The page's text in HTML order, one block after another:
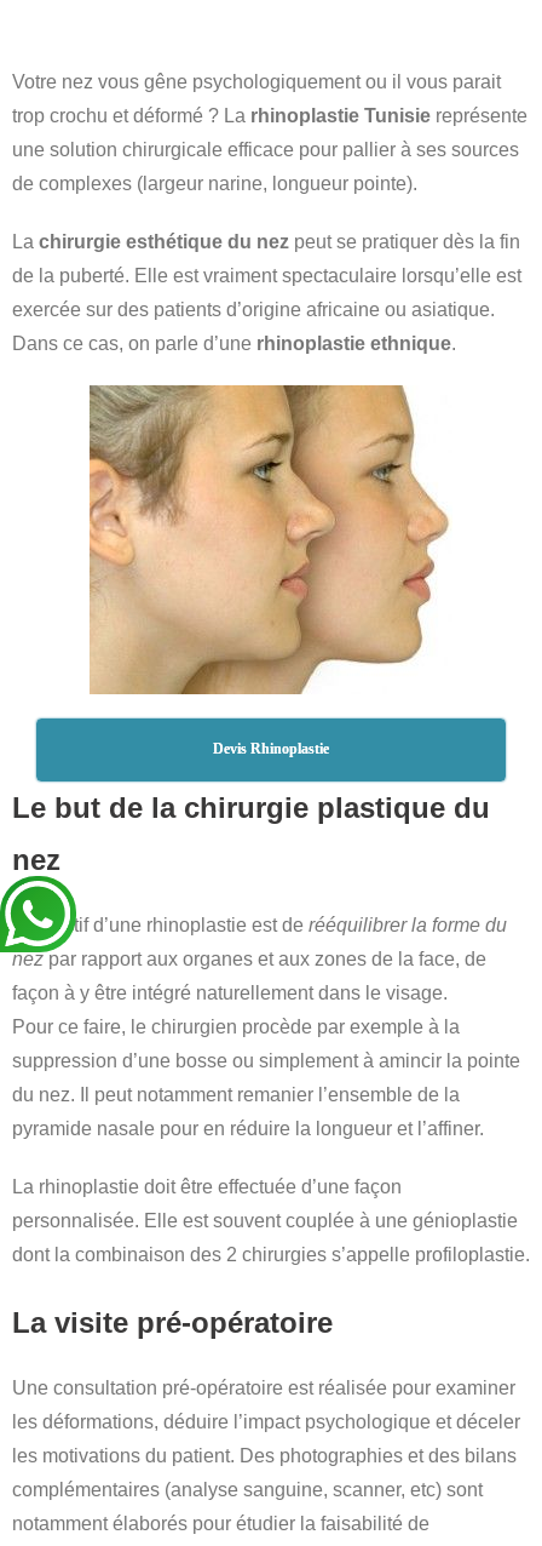
Votre nez vous gêne psychologiquement ou il vous parait
trop crochu et déformé ? La rhinoplastie Tunisie représente
une solution chirurgicale efficace pour pallier à ses sources
de complexes (largeur narine, longueur pointe).
La chirurgie esthétique du nez peut se pratiquer dès la fin
de la puberté. Elle est vraiment spectaculaire lorsqu’elle est
exercée sur des patients d’origine africaine ou asiatique.
Dans ce cas, on parle d’une rhinoplastie ethnique.
Devis Rhinoplastie
Le but de la chirurgie plastique du
nez
L’objectif d’une rhinoplastie est de rééquilibrer la forme du
nezpar rapport aux organes et aux zones de la face, de
façon à y être intégré naturellement dans le visage.
Pour ce faire, le chirurgien procède par exemple à la
suppression d’une bosse ou simplement à amincir la pointe
du nez. Il peut notamment remanier l’ensemble de la
pyramide nasale pour en réduire la longueur et l’affiner.
La rhinoplastie doit être effectuée d’une façon
personnalisée. Elle est souvent couplée à une génioplastie
dont la combinaison des 2 chirurgies s’appelle profiloplastie.
La visite pré-opératoire
Une consultation pré-opératoire est réalisée pour examiner
les déformations, déduire l’impact psychologique et déceler
les motivations du patient. Des photographies et des bilans
complémentaires (analyse sanguine, scanner, etc) sont
notamment élaborés pour étudier la faisabilité de